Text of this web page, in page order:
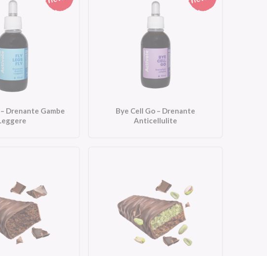
Drenante Gambe
Bye Cell Go – Drenante
Anticellulite